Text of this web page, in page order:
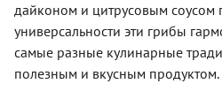
дайконом и цитрусовым соусом
универсальности эти грибы
самые разные кулинарные
полезным и вкусным продуктом.